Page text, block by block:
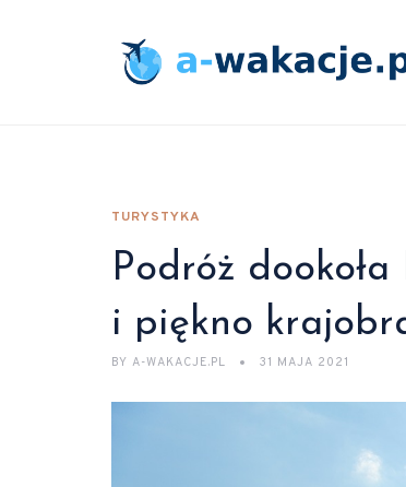
TURYSTYKA
Podróż
i piękno
BY A-WAKACJE.PL 31 MAJA 2021